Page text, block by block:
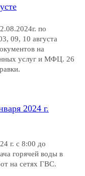
по
09, 10 августа
на
услуг и МФЦ. 26
2024 г.
г. с 8:00 до
горячей воды в
на сетях ГВС.